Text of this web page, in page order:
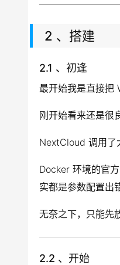
2 、搭建
2.1 、初逢
最开始我是直接把
刚开始看来还是很
NextCloud 调用了
Docker 环境的官
实都是参数配置出
无奈之下，只能先
2.2 、开始